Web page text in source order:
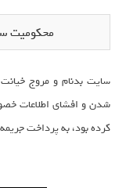
محکومیت سایت به
سایت بدنام و مروج
شدن و افشای اطلاعات
کرده بود، به پرداخت جریمه 11.2 میلیون دلاری محکوم شده است.